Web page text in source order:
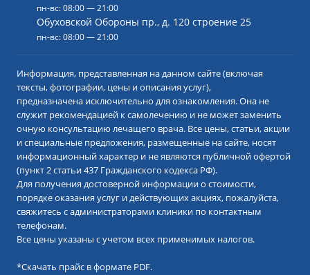
пн-вс: 08:00 — 21:00
Обуховской Обороны пр., д. 120 строение 25
пн-вс: 08:00 — 21:00
Информация, представленная на данном сайте (включая
тексты, фотографии, цены и описания услуг),
предназначена исключительно для ознакомления. Она не
служит рекомендацией к самолечению и не может заменить
очную консультацию лечащего врача. Все цены, статьи, акции
и специальные предложения, размещенные на сайте, носят
информационный характер и не являются публичной офертой
(пункт 2 статьи 437 Гражданского кодекса РФ).
Для получения достоверной информации о стоимости,
порядке оказания услуг и действующих акциях, пожалуйста,
свяжитесь с администраторами клиники по контактным
телефонам.
Все цены указаны с учетом всех применимых налогов.
*Скачать прайс в формате PDF.